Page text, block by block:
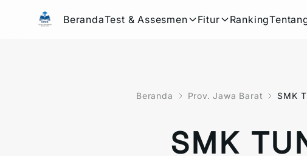
BerandaTest & Assesmen Fitur Ranking
Beranda Prov. Jawa Barat SMK
SMK